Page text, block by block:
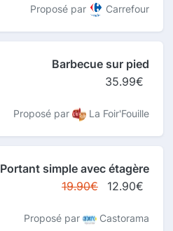
Proposé par Carrefour
Barbecue sur pied
35.99€
Proposé par La Foir'Fouille
Portant simple avec étagère
19.90€
12.90€
Proposé par Castorama